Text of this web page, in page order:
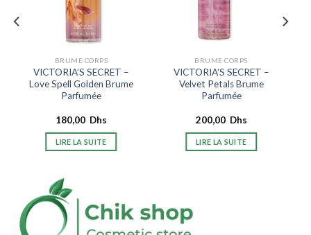
BRUME CORPS
VICTORIA’S SECRET –
Love Spell Golden Brume
Parfumée
180,00 Dhs
LIRE LA SUITE
BRUME CORPS
VICTORIA’S SECRET –
Velvet Petals Brume
Parfumée
200,00 Dhs
LIRE LA SUITE